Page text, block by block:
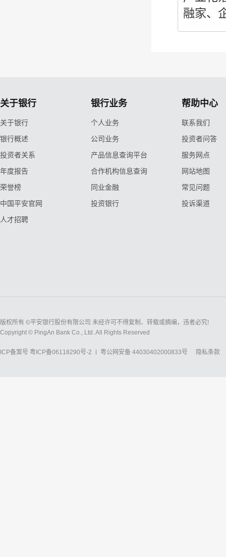
融家、
关于银行
关于银行
银行概述
投资者关系
年度报告
荣誉榜
中国平安官网
人才招聘
银行业务
个人业务
公司业务
产品信息查询平台
合作机构信息查询
同业金融
投资银行
帮助中心
联系我们
投资者问答
服务网点
网站地图
常见问题
投诉渠道
版权所有 ©平安银行股份有限公司 未经许可不得复制、转载或摘编，违者必究!
Copyright © PingAn Bank Co., Ltd. All Rights Reserved
ICP备案号 粤ICP备06118290号-2 粤公网安备 44030402000833号 隐私条款